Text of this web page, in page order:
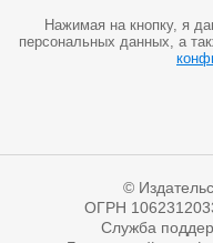
Нажимая на кнопку, я
персональных данных, а
©
ОГРН
Служба